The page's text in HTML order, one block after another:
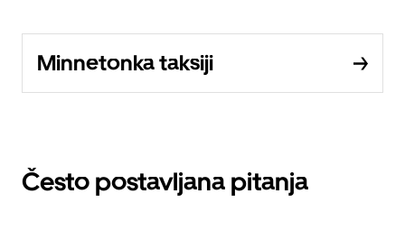
Minnetonka taksiji
Često postavljana pitanja